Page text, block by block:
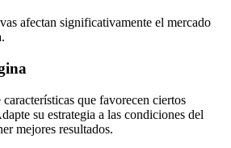
afectan significativamente el mercado
que favorecen ciertos
su estrategia a las condiciones del
mejores resultados.